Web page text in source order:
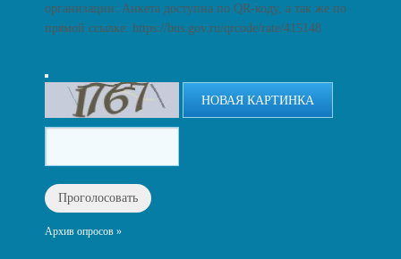
организации: Анкета доступна по QR-коду, а так же по
прямой ссылке: https://bus.gov.ru/qrcode/rate/415148
НОВАЯ КАРТИНКА
Архив опросов »